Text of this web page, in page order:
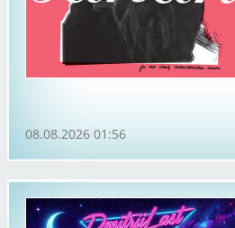
08.08.2026 01:56